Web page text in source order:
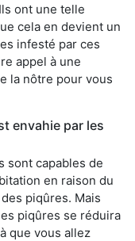
ont une telle
cela en devient un
infesté par ces
appel à une
la nôtre pour vous
envahie par les
sont capables de
en raison du
piqûres. Mais
piqûres se réduira
que vous allez